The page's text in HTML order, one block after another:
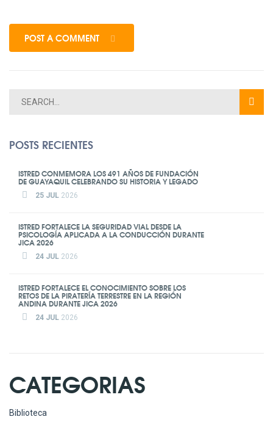
POST A COMMENT
POSTS RECIENTES
ISTRED CONMEMORA LOS 491 AÑOS DE FUNDACIÓN
DE GUAYAQUIL CELEBRANDO SU HISTORIA Y LEGADO
25 JUL 2026
ISTRED FORTALECE LA SEGURIDAD VIAL DESDE LA
PSICOLOGÍA APLICADA A LA CONDUCCIÓN DURANTE
JICA 2026
24 JUL 2026
ISTRED FORTALECE EL CONOCIMIENTO SOBRE LOS
RETOS DE LA PIRATERÍA TERRESTRE EN LA REGIÓN
ANDINA DURANTE JICA 2026
24 JUL 2026
CATEGORIAS
Biblioteca